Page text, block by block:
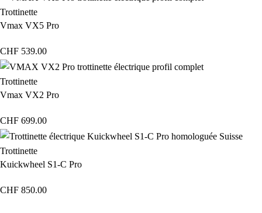
Trottinette
Vmax VX5 Pro
CHF 539.00
Trottinette
Vmax VX2 Pro
CHF 699.00
Trottinette
Kuickwheel S1-C Pro
CHF 850.00